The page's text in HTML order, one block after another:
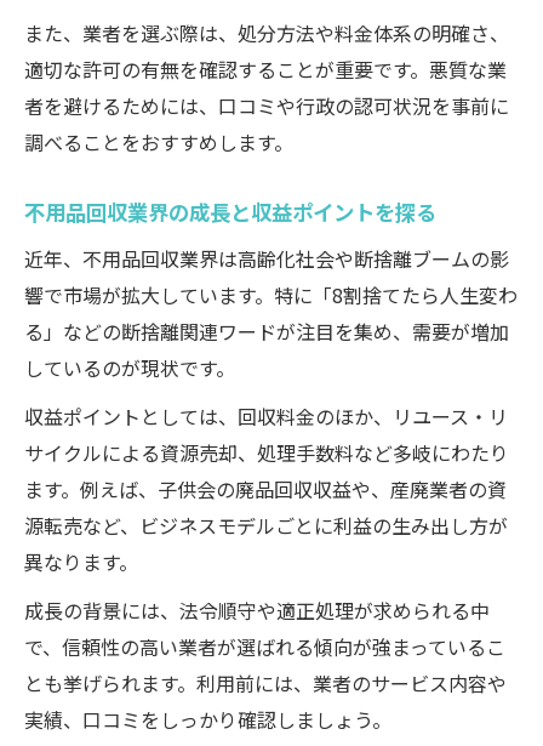
また、業者を選ぶ際は、処分方法や料金体系の明確さ、
適切な許可の有無を確認することが重要です。悪質な業
者を避けるためには、口コミや行政の認可状況を事前に
調べることをおすすめします。
不用品回収業界の成長と収益ポイントを探る
近年、不用品回収業界は高齢化社会や断捨離ブームの影
響で市場が拡大しています。特に「8割捨てたら人生変わ
る」などの断捨離関連ワードが注目を集め、需要が増加
しているのが現状です。
収益ポイントとしては、回収料金のほか、リユース・リ
サイクルによる資源売却、処理手数料など多岐にわたり
ます。例えば、子供会の廃品回収収益や、産廃業者の資
源転売など、ビジネスモデルごとに利益の生み出し方が
異なります。
成長の背景には、法令順守や適正処理が求められる中
で、信頼性の高い業者が選ばれる傾向が強まっているこ
とも挙げられます。利用前には、業者のサービス内容や
実績、口コミをしっかり確認しましょう。